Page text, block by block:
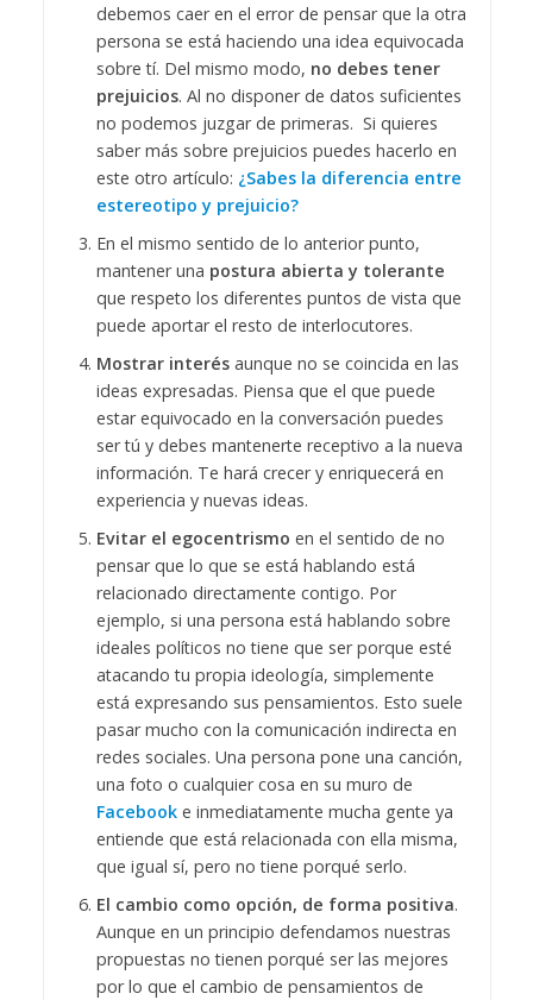
debemos caer en el error de pensar que la otra
persona se está haciendo una idea equivocada
sobre tí. Del mismo modo, no debes tener
prejuicios. Al no disponer de datos suficientes
no podemos juzgar de primeras. Si quieres
saber más sobre prejuicios puedes hacerlo en
este otro artículo: ¿Sabes la diferencia entre
estereotipo y prejuicio?
En el mismo sentido de lo anterior punto,
mantener una postura abierta y tolerante
que respeto los diferentes puntos de vista que
puede aportar el resto de interlocutores.
Mostrar interésaunque no se coincida en las
ideas expresadas. Piensa que el que puede
estar equivocado en la conversación puedes
ser tú y debes mantenerte receptivo a la nueva
información. Te hará crecer y enriquecerá en
experiencia y nuevas ideas.
Evitar el egocentrismo en el sentido de no
pensar que lo que se está hablando está
relacionado directamente contigo. Por
ejemplo, si una persona está hablando sobre
ideales políticos no tiene que ser porque esté
atacando tu propia ideología, simplemente
está expresando sus pensamientos. Esto suele
pasar mucho con la comunicación indirecta en
redes sociales. Una persona pone una canción,
una foto o cualquier cosa en su muro de
Facebooke inmediatamente mucha gente ya
entiende que está relacionada con ella misma,
que igual sí, pero no tiene porqué serlo.
El cambio como opción, de forma positiva.
Aunque en un principio defendamos nuestras
propuestas no tienen porqué ser las mejores
por lo que el cambio de pensamientos de